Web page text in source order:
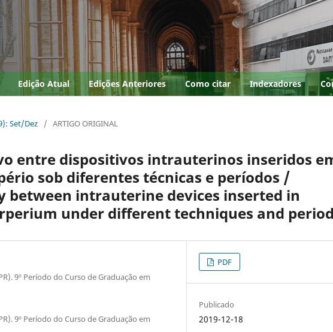
Edição Atual Edições Anteriores Como citar Indexadores
Set/Dez / ARTIGO ORIGINAL
entre dispositivos intrauterinos inseridos
sob diferentes técnicas e perí­odos /
between intrauterine devices inserted in
under different techniques and
9º Perí­odo do Curso de Graduação em
9º Perí­odo do Curso de Graduação em
PDF
Publicado
2019-12-18